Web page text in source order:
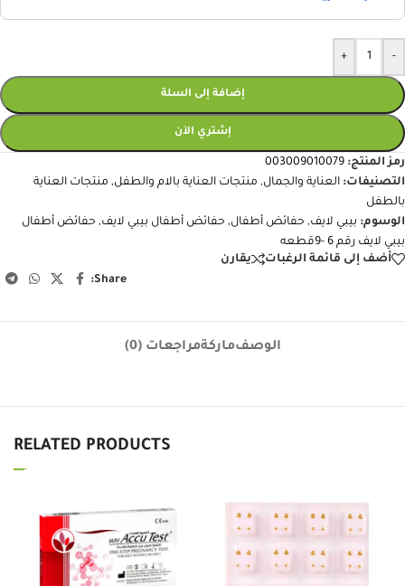
-
+
إضافة إلى السلة
إشتري الآن
رمز المنتج: 003009010079
التصنيفات: العناية والجمال, منتجات العناية بالام والطفل, منتجات العناية
بالطفل
الوسوم: بيبي لايف, حفائض أطفال, حفائض أطفال بيبي لايف, حفائض أطفال
بيبي لايف رقم 6 -9قطعه
أضف إلى قائمة الرغبات
يقارن
Share:
الوصفماركةمراجعات (0)
RELATED PRODUCTS